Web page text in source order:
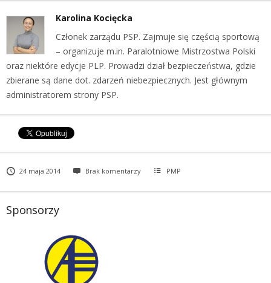
Karolina Kocięcka
Członek zarządu PSP. Zajmuje się częścią sportową
– organizuje m.in. Paralotniowe Mistrzostwa Polski
oraz niektóre edycje PLP. Prowadzi dział bezpieczeństwa, gdzie
zbierane są dane dot. zdarzeń niebezpiecznych. Jest głównym
administratorem strony PSP.
24 maja 2014 Brak komentarzy PMP
Sponsorzy